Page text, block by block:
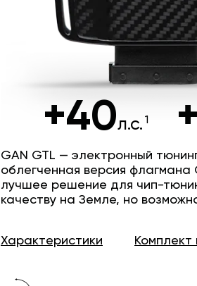
+40л.с.
GAN GTL — электронный
облегченная версия флагмана
лучшее решение для чип-
качеству на Земле, но
Характеристики Комплект